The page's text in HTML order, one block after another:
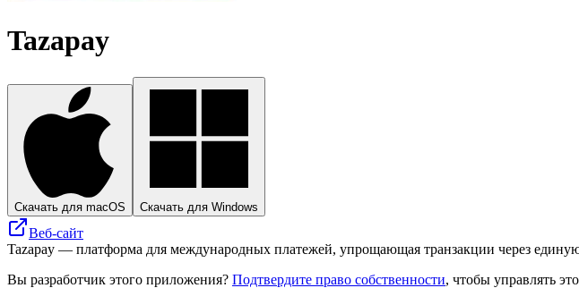
Tazapay
Скачать для macOS Скачать для Windows
Веб-сайт
Tazapay — платформа для международных платежей, упрощающая транзакции через
Вы разработчик этого приложения? Подтвердите право собственности, чтобы управлять